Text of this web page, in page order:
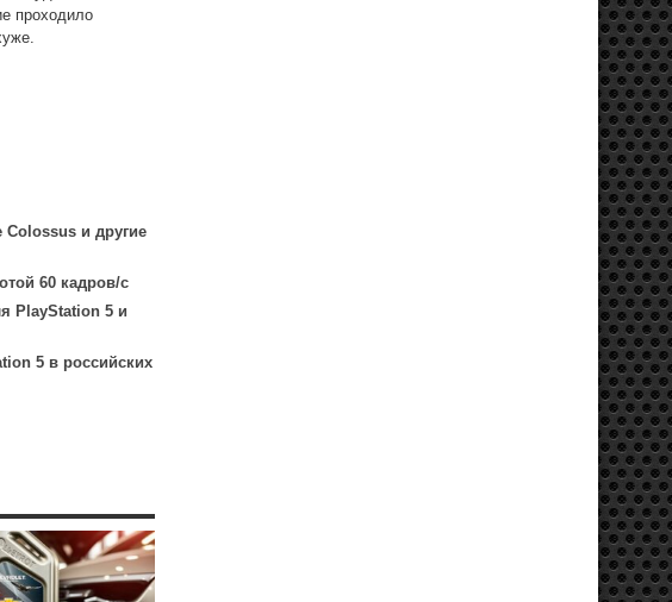
проходило
Colossus и другие
60 кадров/с
PlayStation 5 и
5 в российских